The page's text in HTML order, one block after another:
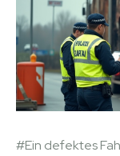
#Ein defektes